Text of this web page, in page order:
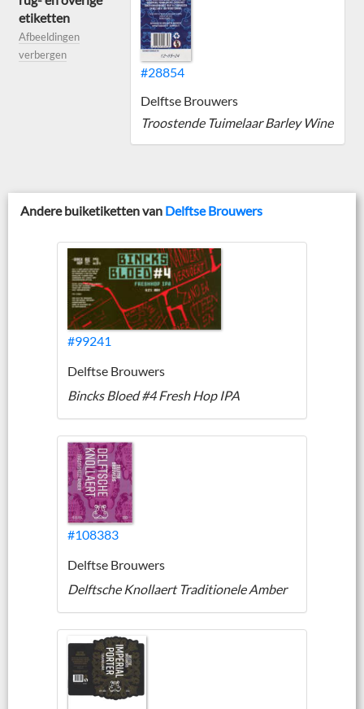
etiketten
Afbeeldingen
verbergen
#28854
Delftse Brouwers
Troostende Tuimelaar Barley Wine
Andere buiketiketten van Delftse Brouwers
#99241
Delftse Brouwers
Bincks Bloed #4 Fresh Hop IPA
#108383
Delftse Brouwers
Delftsche Knollaert Traditionele Amber